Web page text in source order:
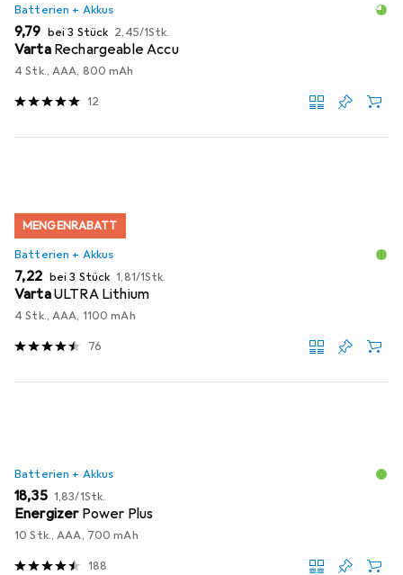
Batterien + Akkus
EUR
9,79 bei 3 Stück EUR
2,45/1Stk.
Varta Rechargeable Accu
4 Stk., AAA, 800 mAh
12
MENGENRABATT
Batterien + Akkus
EUR
7,22 bei 3 Stück EUR
1,81/1Stk.
VartaULTRA Lithium
4 Stk., AAA, 1100 mAh
76
Batterien + Akkus
EUR
18,35 EUR
1,83/1Stk.
Energizer Power Plus
10 Stk., AAA, 700 mAh
188